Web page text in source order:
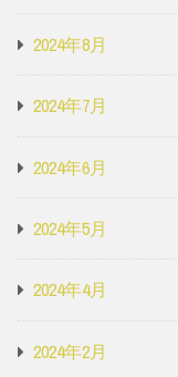
2024年8月
2024年7月
2024年6月
2024年5月
2024年4月
2024年2月